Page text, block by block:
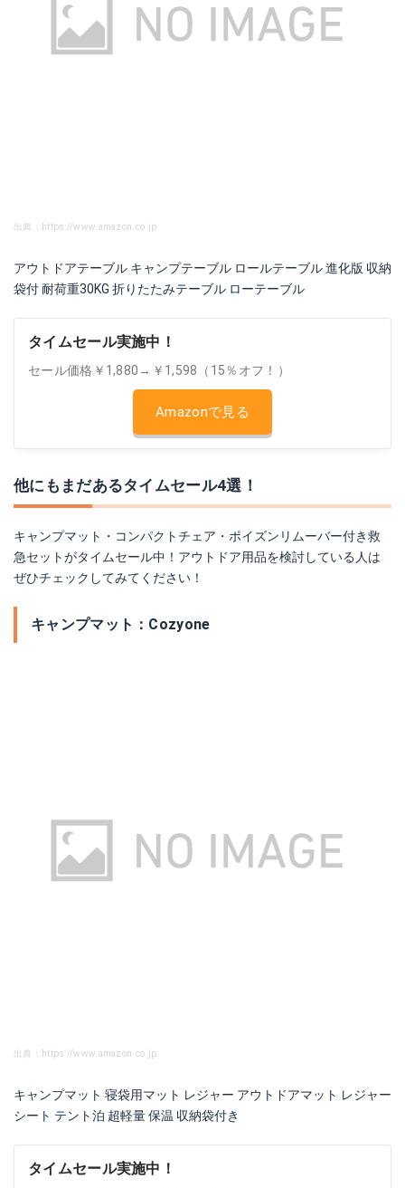
出典：https://www.amazon.co.jp
アウトドアテーブル キャンプテーブル ロールテーブル 進化版 収納
袋付 耐荷重30KG 折りたたみテーブル ローテーブル
タイムセール実施中！
セール価格￥1,880→￥1,598（15％オフ！）
Amazonで見る
他にもまだあるタイムセール4選！
キャンプマット・コンパクトチェア・ポイズンリムーバー付き救
急セットがタイムセール中！アウトドア用品を検討している人は
ぜひチェックしてみてください！
キャンプマット：Cozyone
出典：https://www.amazon.co.jp
キャンプマット 寝袋用マット レジャー アウトドアマット レジャー
シート テント泊 超軽量 保温 収納袋付き
タイムセール実施中！